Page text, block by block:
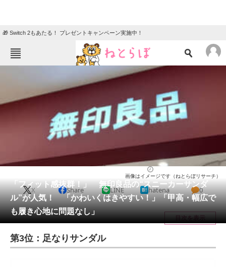
🎁 Switch 2もあたる！ プレゼントキャンペーン実施中！
エンタメ クイズ
地域
動物 リサーチ
会員記事
メディア
注目記事を集めた総合ページ
ITの今と未来を見通す
「フィット感抜群！」 無印良品の“スニーカーサンダ
ル”が人気！ 「かわいくはきやすい！」「甲高・幅広で
も履き心地に問題なし」
画像はイメージです（ねとらぼリサーチ）
X Share LINE hatena 0
目次を表示
第3位：足なりサンダル